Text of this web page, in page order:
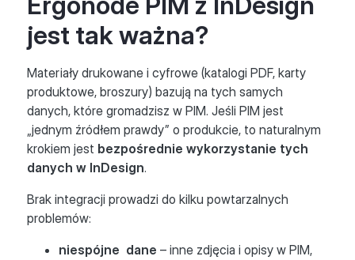
jest tak ważna?
Materiały drukowane i cyfrowe (katalogi PDF, karty
produktowe, broszury) bazują na tych samych
danych, które gromadzisz w PIM. Jeśli PIM jest
„jednym źródłem prawdy” o produkcie, to naturalnym
krokiem jest bezpośrednie wykorzystanie tych
danych w InDesign.
Brak integracji prowadzi do kilku powtarzalnych
problemów:
niespójne dane – inne zdjęcia i opisy w PIM,